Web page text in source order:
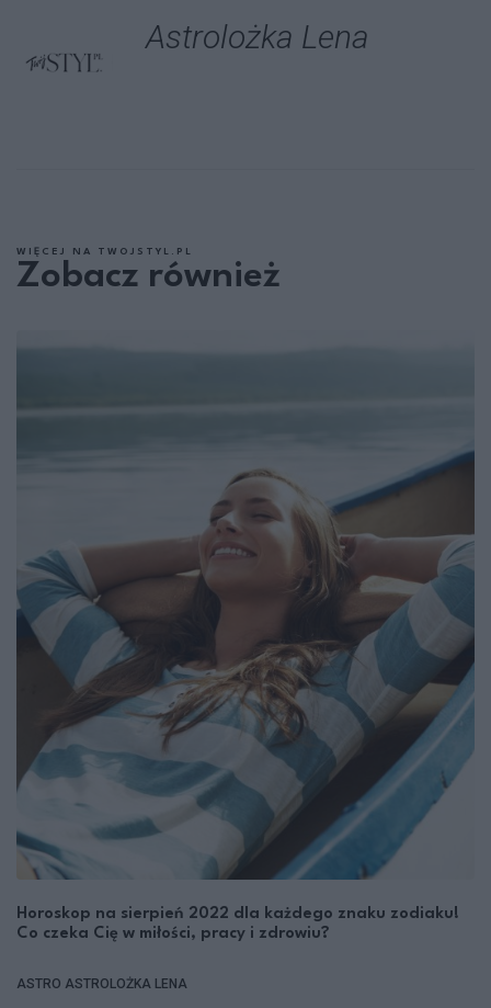
Astrolożka Lena
WIĘCEJ NA TWOJSTYL.PL
Zobacz również
Horoskop na sierpień 2022 dla każdego znaku zodiaku!
Co czeka Cię w miłości, pracy i zdrowiu?
ASTRO ASTROLOŻKA LENA